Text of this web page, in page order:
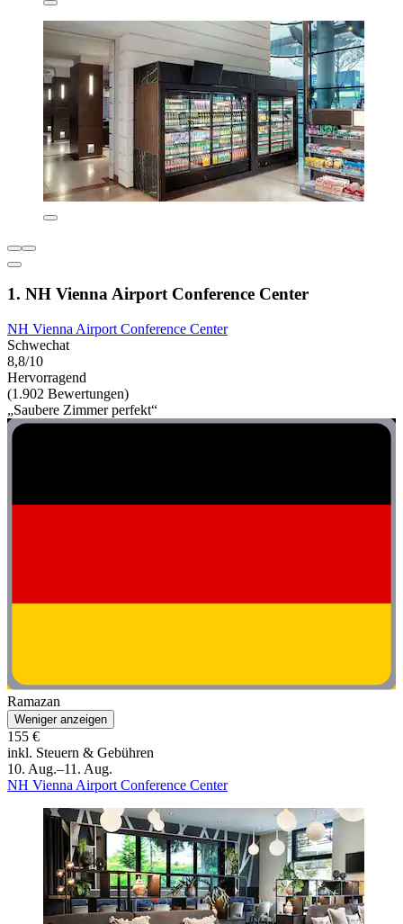
1. NH Vienna Airport Conference Center
NH Vienna Airport Conference Center
Schwechat
8,8/10
Hervorragend
(1.902 Bewertungen)
„Saubere Zimmer perfekt“
Ramazan
Weniger anzeigen
155 €
inkl. Steuern & Gebühren
10. Aug.–11. Aug.
NH Vienna Airport Conference Center